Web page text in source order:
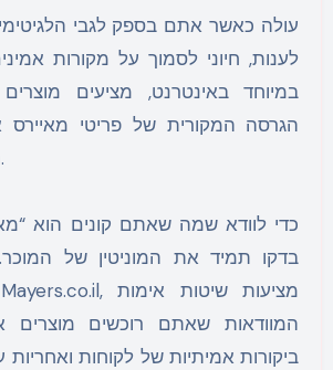
עולה כאשר אתם בספק לגבי
לענות, חיוני לסמוך על מקורות
במיוחד באינטרנט, מציעים
הגרסה המקורית של פריטי
הוכחת אותנטיות.
כדי לוודא שמה שאתם קונים הוא
בדקו תמיד את המוניטין של המוכר.
המוודאות שאתם רוכשים מוצרים
ביקורות אמיתיות של לקוחות ואחריות